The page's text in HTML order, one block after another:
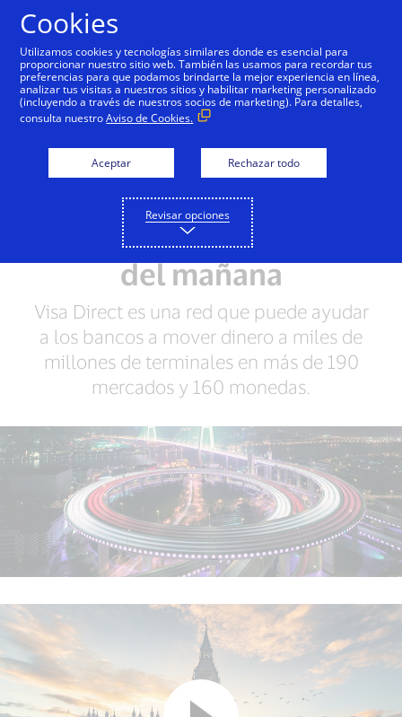
Resumen Prestaciones Casos de uso
Soluciones para ayudar a
satisfacer las
necesidades de
movimiento de dinero
del mañana
Visa Direct es una red que puede ayudar
a los bancos a mover dinero a miles de
millones de terminales en más de 190
mercados y 160 monedas.
Cookies
Utilizamos cookies y tecnologías similares donde es esencial para
proporcionar nuestro sitio web. También las usamos para recordar tus
preferencias para que podamos brindarte la mejor experiencia en línea,
analizar tus visitas a nuestros sitios y habilitar marketing personalizado
(incluyendo a través de nuestros socios de marketing). Para detalles,
consulta nuestroAviso de Cookies.
Aceptar Rechazar todo
Revisar opciones